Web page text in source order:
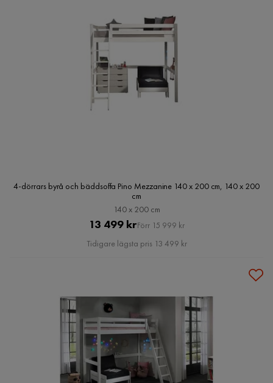
4-dörrars byrå och bäddsoffa Pino Mezzanine 140 x 200 cm, 140 x 200
cm
140 x 200 cm
Pris
13 499 krOriginal
Pris
Förr 15 999 kr
Tidigare lägsta pris 13 499 kr